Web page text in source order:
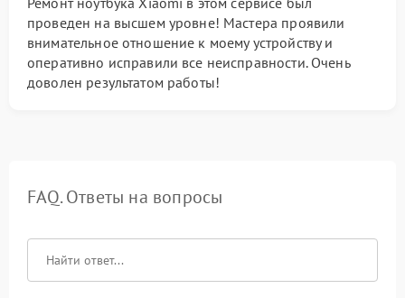
проведен на высшем уровне! Мастера проявили
внимательное отношение к моему устройству и
оперативно исправили все неисправности. Очень
доволен результатом работы!
FAQ. Ответы на вопросы